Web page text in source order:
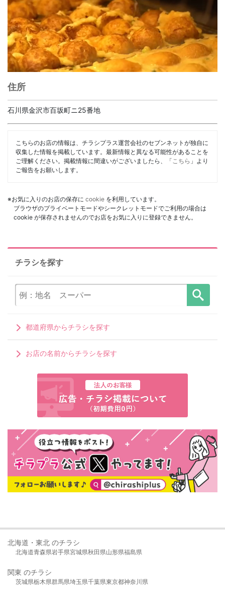
住所
石川県金沢市百坂町ニ25番地
こちらのお店の情報は、チラシプラス運営会社のセブンネットが独自に
収集した情報を掲載しています。最新情報と異なる可能性があることを
ご理解ください。掲載情報に間違いがございましたら、「 こちら 」より
ご報告をお願いします。
※お気に入りのお店の保存に cookie を利用しています。
ブラウザのプライベートモードやシークレットモードでご利用の場合は
cookie が保存されませんのでお店をお気に入りに登録できません。
チラシを探す
都道府県からチラシを探す
お店の名前からチラシを探す
北海道・東北 のチラシ
北海道青森県岩手県宮城県秋田県山形県福島県
関東 のチラシ
茨城県栃木県群馬県埼玉県千葉県東京都神奈川県